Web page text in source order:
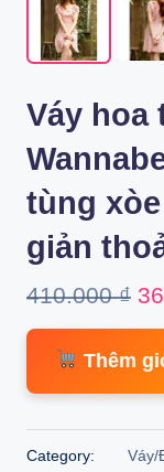
Váy hoa
tùng
giản
410.000₫
Thêm
Category:
Váy/